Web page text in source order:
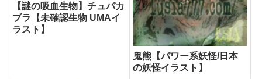
【謎の吸血生物】チュパカ
ブラ【未確認生物 UMAイ
ラスト】
鬼熊【パワー系妖怪/日本
の妖怪イラスト】